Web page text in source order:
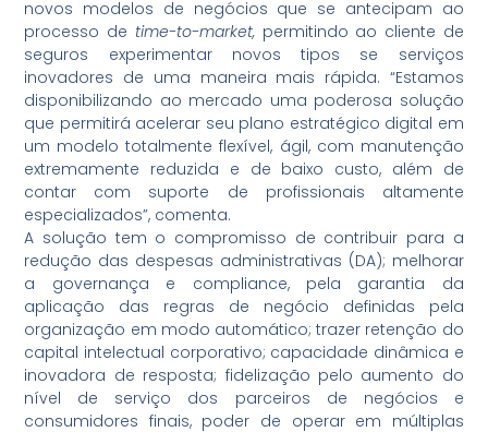
novos modelos de negócios que se antecipam ao
processo de time-to-market, permitindo ao cliente de
seguros experimentar novos tipos se serviços
inovadores de uma maneira mais rápida. “Estamos
disponibilizando ao mercado uma poderosa solução
que permitirá acelerar seu plano estratégico digital em
um modelo totalmente flexível, ágil, com manutenção
extremamente reduzida e de baixo custo, além de
contar com suporte de profissionais altamente
especializados”, comenta.
A solução tem o compromisso de contribuir para a
redução das despesas administrativas (DA); melhorar
a governança e compliance, pela garantia da
aplicação das regras de negócio definidas pela
organização em modo automático; trazer retenção do
capital intelectual corporativo; capacidade dinâmica e
inovadora de resposta; fidelização pelo aumento do
nível de serviço dos parceiros de negócios e
consumidores finais, poder de operar em múltiplas